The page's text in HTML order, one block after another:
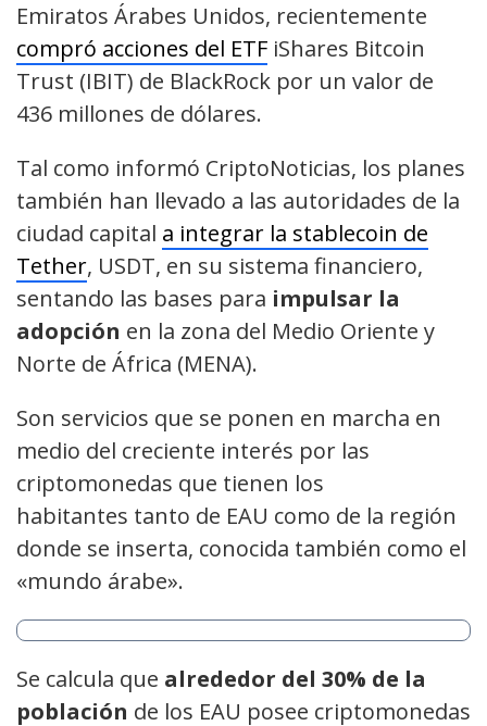
Emiratos Árabes Unidos, recientemente
compró acciones del ETF iShares Bitcoin
Trust (IBIT) de BlackRock por un valor de
436 millones de dólares.
Tal como informó CriptoNoticias, los planes
también han llevado a las autoridades de la
ciudad capital a integrar la stablecoin de
Tether, USDT, en su sistema financiero,
sentando las bases para impulsar la
adopción en la zona del Medio Oriente y
Norte de África (MENA).
Son servicios que se ponen en marcha en
medio del creciente interés por las
criptomonedas que tienen los
habitantes tanto de EAU como de la región
donde se inserta, conocida también como el
«mundo árabe».
Se calcula que alrededor del 30% de la
población de los EAU posee criptomonedas